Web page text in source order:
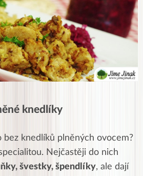
knedlíky
bez knedlíků plněných ovocem?
Nejčastěji do nich
švestky, špendlíky, ale dají